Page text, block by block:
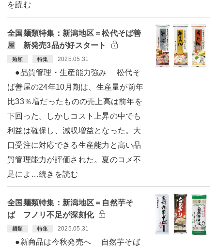
を読む
全国麺類特集：新潟地区＝松代そば善
屋 新発売3品が好スタート
麺類 特集 2025.05.31
●品質管理・生産能力強み 松代そ
ば善屋の24年10月期は、生産量が前年
比33％増だったものの売上高は前年を
下回った。しかしコスト上昇の中でも
利益は確保し、減収増益となった。大
口受注に対応できる生産能力と高い品
質管理能力が評価された。夏のコメ不
足によ…続きを読む
全国麺類特集：新潟地区＝自然芋そ
ば フノリ不足が深刻化
麺類 特集 2025.05.31
●新商品は今秋発売へ 自然芋そば